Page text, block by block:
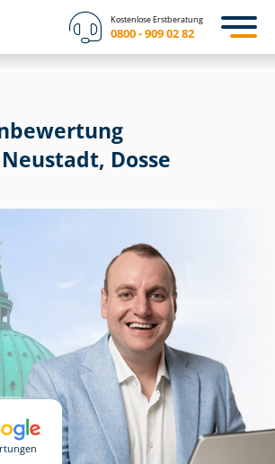
Kostenlose Erstberatung
0800 - 909 02 82
Dosse